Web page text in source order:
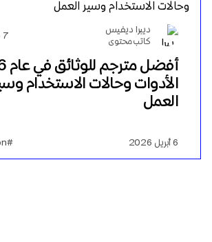
ديبرا ديفيس
كاتب محتوى
7
الأدوات وحالات الاستخدام
العمل
6 أبريل 2026 #Localization